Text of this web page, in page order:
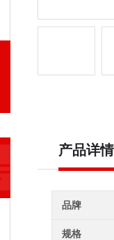
产品详情
品牌
规格